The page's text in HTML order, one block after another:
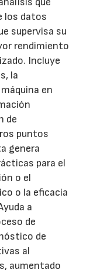
los datos
supervisa su
rendimiento
Incluye
la
en
de
puntos
genera
para el
o el
o la eficacia
a
de
de
al
aumentado